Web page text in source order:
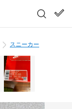
スニーカー